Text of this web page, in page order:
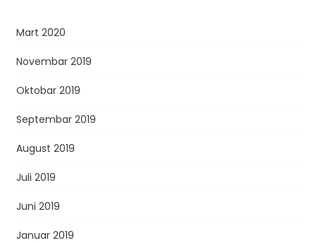
Mart 2020
Novembar 2019
Oktobar 2019
Septembar 2019
August 2019
Juli 2019
Juni 2019
Januar 2019